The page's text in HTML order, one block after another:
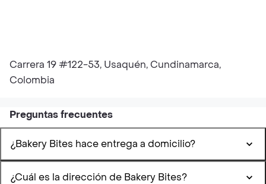
Carrera 19 #122-53, Usaquén, Cundinamarca,
Colombia
Preguntas frecuentes
¿Bakery Bites hace entrega a domicilio?
¿Cuál es la dirección de Bakery Bites?